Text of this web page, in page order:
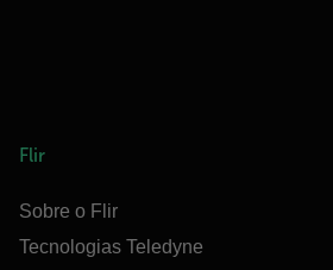
Flir
Sobre o Flir
Tecnologias Teledyne